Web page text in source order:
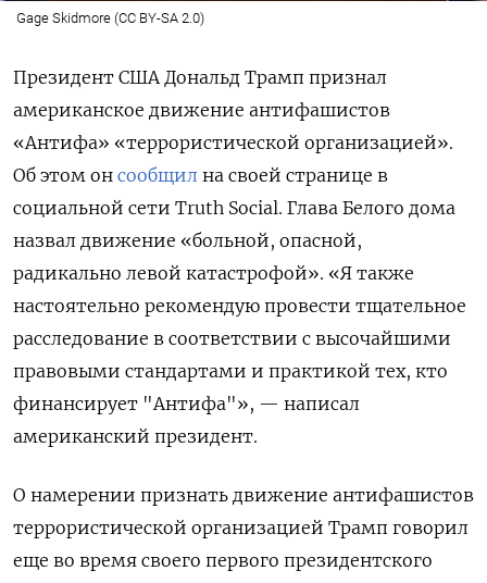
Gage Skidmore (CC BY-SA 2.0)
Президент США Дональд Трамп признал
американское движение антифашистов
«Антифа» «террористической организацией».
Об этом он сообщил на своей странице в
социальной сети Truth Social. Глава Белого дома
назвал движение «больной, опасной,
радикально левой катастрофой». «Я также
настоятельно рекомендую провести тщательное
расследование в соответствии с высочайшими
правовыми стандартами и практикой тех, кто
финансирует "Антифа"», — написал
американский президент.
О намерении признать движение антифашистов
террористической организацией Трамп говорил
еще во время своего первого президентского